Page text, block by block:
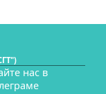
нас в